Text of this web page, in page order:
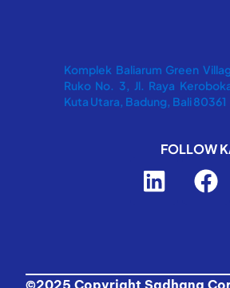
Komplek Baliarum Green
Ruko No. 3, Jl. Raya
Kuta Utara, Badung, Bali 80361
FOLLOW
L
i
F
a
©2025 Copyright Sadhana